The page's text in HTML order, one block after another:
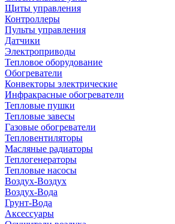
Щиты управления
Контроллеры
Пульты управления
Датчики
Электроприводы
Тепловое оборудование
Обогреватели
Конвекторы электрические
Инфракрасные обогреватели
Тепловые пушки
Тепловые завесы
Газовые обогреватели
Тепловентиляторы
Масляные радиаторы
Теплогенераторы
Тепловые насосы
Воздух-Воздух
Воздух-Вода
Грунт-Вода
Аксессуары